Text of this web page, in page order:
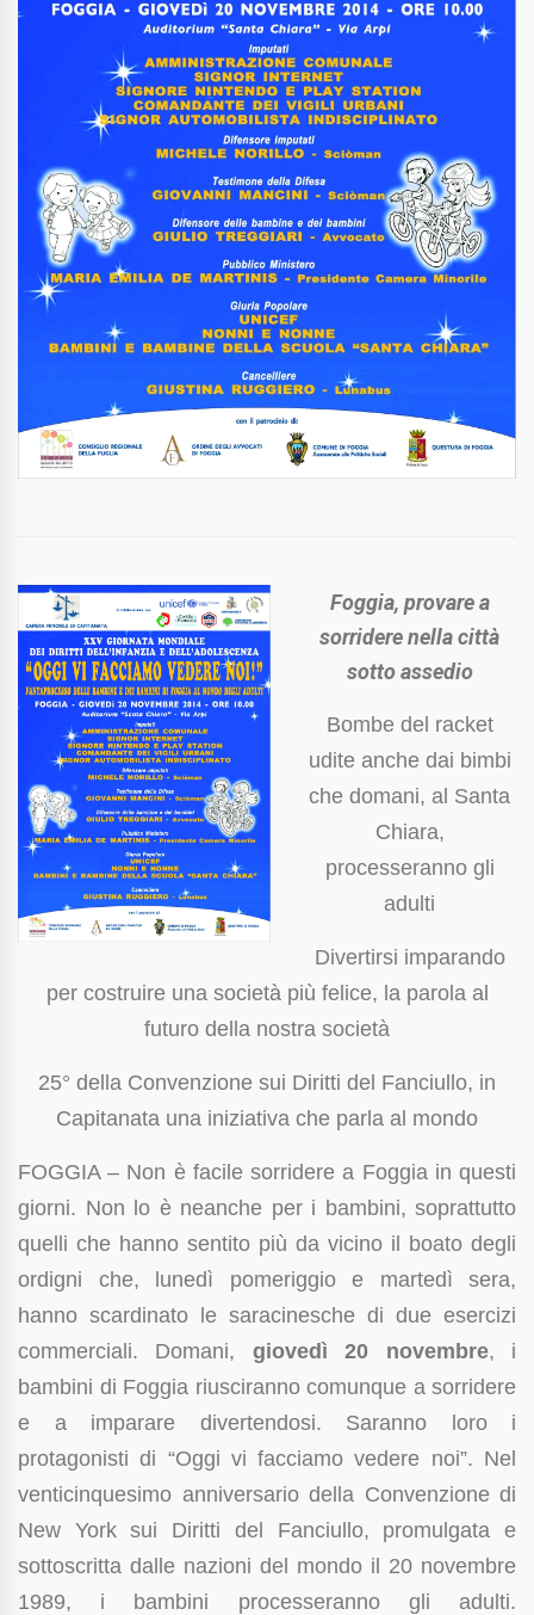
Foggia, provare a
sorridere nella città
sotto assedio
Bombe del racket
udite anche dai bimbi
che domani, al Santa
Chiara,
processeranno gli
adulti
Divertirsi imparando
per costruire una società più felice, la parola al
futuro della nostra società
25° della Convenzione sui Diritti del Fanciullo, in
Capitanata una iniziativa che parla al mondo
FOGGIA – Non è facile sorridere a Foggia in questi
giorni. Non lo è neanche per i bambini, soprattutto
quelli che hanno sentito più da vicino il boato degli
ordigni che, lunedì pomeriggio e martedì sera,
hanno scardinato le saracinesche di due esercizi
commerciali. Domani, giovedì 20 novembre, i
bambini di Foggia riusciranno comunque a sorridere
e a imparare divertendosi. Saranno loro i
protagonisti di “Oggi vi facciamo vedere noi”. Nel
venticinquesimo anniversario della Convenzione di
New York sui Diritti del Fanciullo, promulgata e
sottoscritta dalle nazioni del mondo il 20 novembre
1989, i bambini processeranno gli adulti.